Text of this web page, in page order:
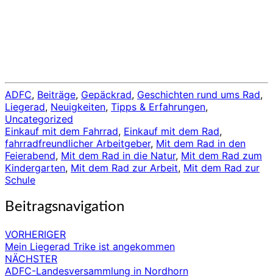
ADFC, Beiträge, Gepäckrad, Geschichten rund ums Rad,
Liegerad, Neuigkeiten, Tipps & Erfahrungen,
Uncategorized
Einkauf mit dem Fahrrad, Einkauf mit dem Rad,
fahrradfreundlicher Arbeitgeber, Mit dem Rad in den
Feierabend, Mit dem Rad in die Natur, Mit dem Rad zum
Kindergarten, Mit dem Rad zur Arbeit, Mit dem Rad zur
Schule
Beitragsnavigation
VORHERIGER
Mein Liegerad Trike ist angekommen
NÄCHSTER
ADFC-Landesversammlung in Nordhorn